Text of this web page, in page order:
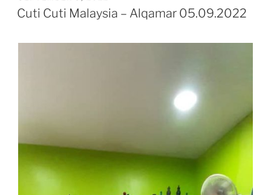
ON
Cuti Cuti Malaysia – Alqamar 05.09.2022